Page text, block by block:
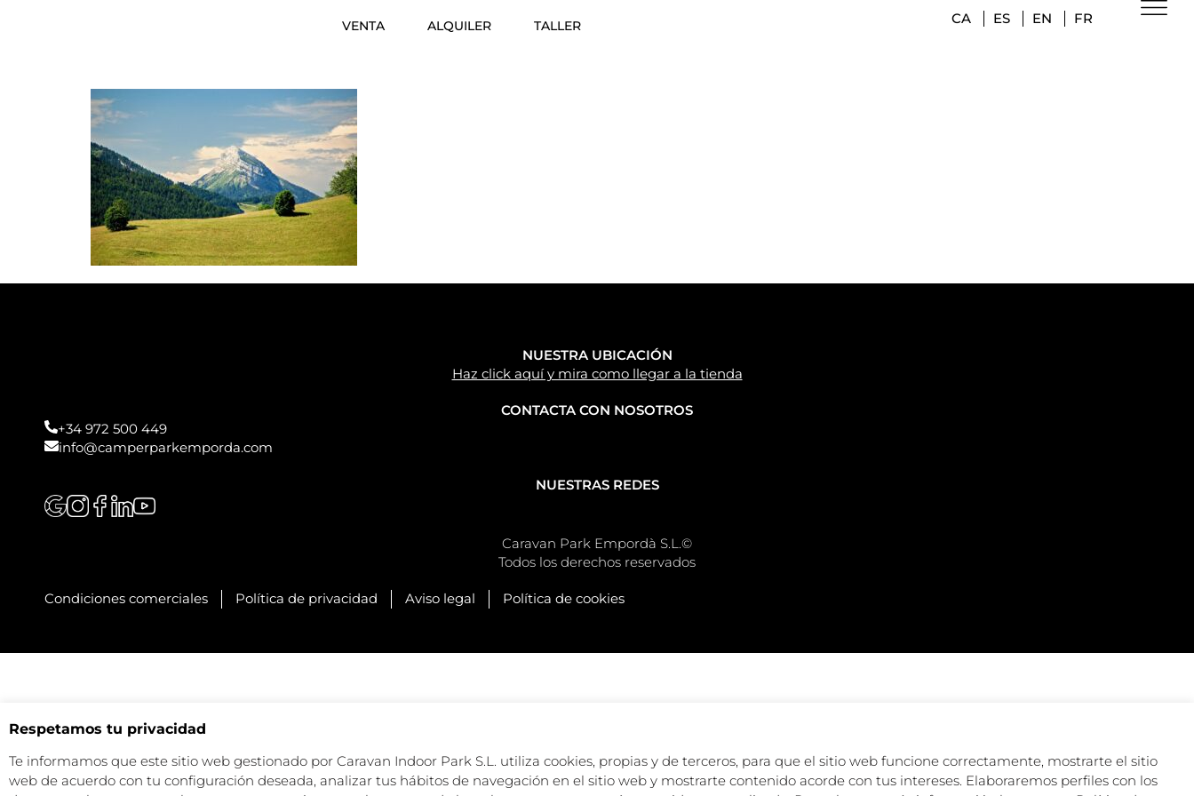
VENTA ALQUILER TALLER CA ES EN FR
NUESTRA UBICACIÓN
Haz click aquí y mira como llegar a la tienda
CONTACTA CON NOSOTROS
+34 972 500 449
info@camperparkemporda.com
NUESTRAS REDES
Caravan Park Empordà S.L.©
Todos los derechos reservados
Condiciones comerciales Política de privacidad Aviso legal Política de cookies
Respetamos tu privacidad
Te informamos que este sitio web gestionado por Caravan Indoor Park S.L. utiliza cookies, propias y de terceros, para que el sitio web funcione correctamente, mostrarte el sitio
web de acuerdo con tu configuración deseada, analizar tus hábitos de navegación en el sitio web y mostrarte contenido acorde con tus intereses. Elaboraremos perfiles con los